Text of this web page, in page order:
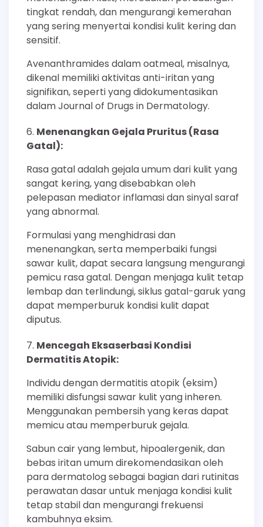
tingkat rendah, dan mengurangi kemerahan
yang sering menyertai kondisi kulit kering dan
sensitif.
Avenanthramides dalam oatmeal, misalnya,
dikenal memiliki aktivitas anti-iritan yang
signifikan, seperti yang didokumentasikan
dalam Journal of Drugs in Dermatology.
Menenangkan Gejala Pruritus (Rasa
Gatal):
Rasa gatal adalah gejala umum dari kulit yang
sangat kering, yang disebabkan oleh
pelepasan mediator inflamasi dan sinyal saraf
yang abnormal.
Formulasi yang menghidrasi dan
menenangkan, serta memperbaiki fungsi
sawar kulit, dapat secara langsung mengurangi
pemicu rasa gatal. Dengan menjaga kulit tetap
lembap dan terlindungi, siklus gatal-garuk yang
dapat memperburuk kondisi kulit dapat
diputus.
Mencegah Eksaserbasi Kondisi
Dermatitis Atopik:
Individu dengan dermatitis atopik (eksim)
memiliki disfungsi sawar kulit yang inheren.
Menggunakan pembersih yang keras dapat
memicu atau memperburuk gejala.
Sabun cair yang lembut, hipoalergenik, dan
bebas iritan umum direkomendasikan oleh
para dermatolog sebagai bagian dari rutinitas
perawatan dasar untuk menjaga kondisi kulit
tetap stabil dan mengurangi frekuensi
kambuhnya eksim.